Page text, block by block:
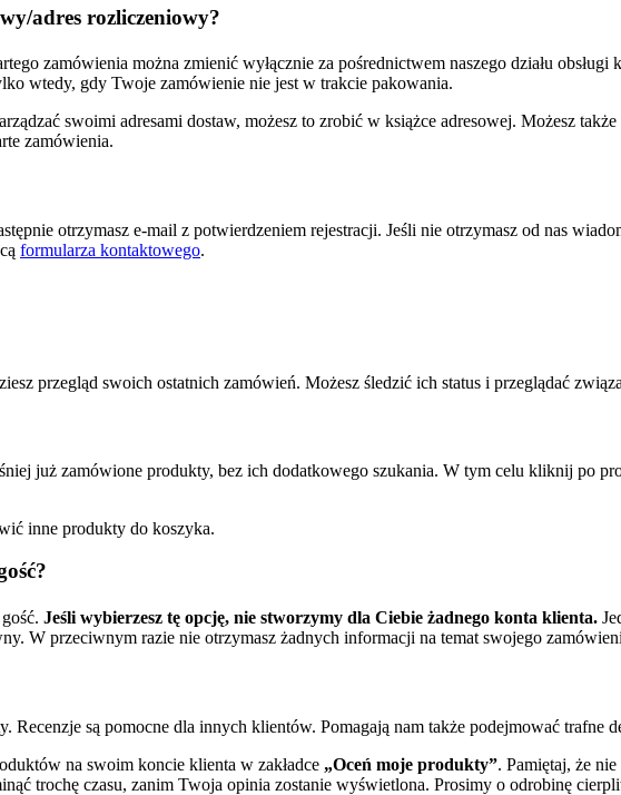
adres rozliczeniowy?
zamówienia można zmienić wyłącznie za pośrednictwem naszego działu obsługi
wtedy, gdy Twoje zamówienie nie jest w trakcie pakowania.
swoimi adresami dostaw, możesz to zrobić w książce adresowej. Możesz także
zamówienia.
otrzymasz e-mail z potwierdzeniem rejestracji. Jeśli nie otrzymasz od nas
formularza kontaktowego.
przegląd swoich ostatnich zamówień. Możesz śledzić ich status i przeglądać
już zamówione produkty, bez ich dodatkowego szukania. W tym celu kliknij po
inne produkty do koszyka.
Jeśli wybierzesz tę opcję, nie stworzymy dla Ciebie żadnego konta klienta.
W przeciwnym razie nie otrzymasz żadnych informacji na temat swojego
Recenzje są pomocne dla innych klientów. Pomagają nam także podejmować trafne
na swoim koncie klienta w zakładce „Oceń moje produkty”. Pamiętaj, że
trochę czasu, zanim Twoja opinia zostanie wyświetlona. Prosimy o odrobinę